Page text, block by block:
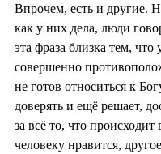
Впрочем, есть и другие.
как у них дела, люди
эта фраза близка тем,
совершенно
не готов относиться к
доверять и ещё решает,
за всё то, что
человеку нравится,